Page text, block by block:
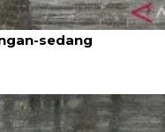
prakirakan
sedang